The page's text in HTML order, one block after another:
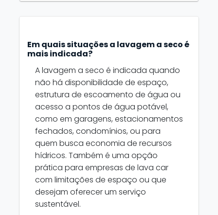
Em quais situações a lavagem a seco é
mais indicada?
A lavagem a seco é indicada quando
não há disponibilidade de espaço,
estrutura de escoamento de água ou
acesso a pontos de água potável,
como em garagens, estacionamentos
fechados, condomínios, ou para
quem busca economia de recursos
hídricos. Também é uma opção
prática para empresas de lava car
com limitações de espaço ou que
desejam oferecer um serviço
sustentável.